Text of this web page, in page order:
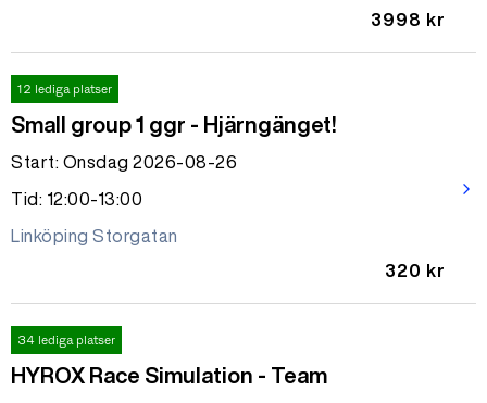
3998 kr
12 lediga platser
Small group 1 ggr - Hjärngänget!
Start: Onsdag 2026-08-26
Tid: 12:00-13:00
Linköping Storgatan
320 kr
arrow_forward_ios
34 lediga platser
HYROX Race Simulation - Team